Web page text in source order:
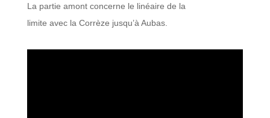
La partie amont concerne le linéaire de la
limite avec la Corrèze jusqu’à Aubas.